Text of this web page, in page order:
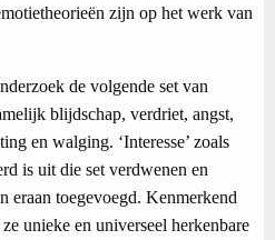
zijn op het werk van
de volgende set van
blijdschap, verdriet, angst,
en walging. ‘Interesse’ zoals
is uit die set verdwenen en
eraan toegevoegd. Kenmerkend
unieke en universeel herkenbare